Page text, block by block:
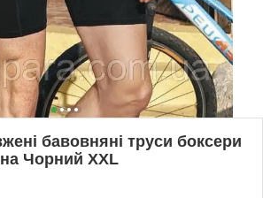
бавовняні труси боксери
Чорний XXL